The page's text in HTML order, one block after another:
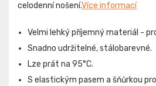
celodenní nošení.Více informací
Velmi lehký příjemný materiál -
Snadno udržitelné, stálobarevné.
Lze prát na 95°C.
S elastickým pasem a šňůrkou